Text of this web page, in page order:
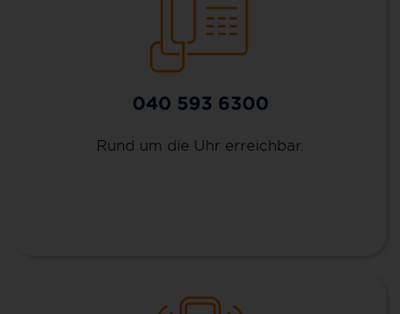
040 593 6300
Rund um die Uhr erreichbar.